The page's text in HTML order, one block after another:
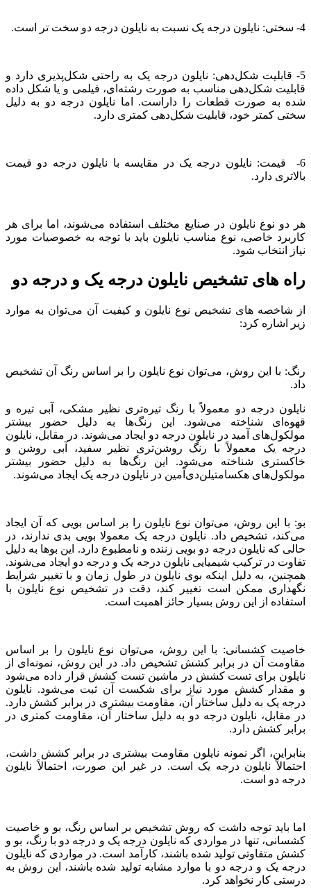
4- سختی: نایلون درجه یک نسبت به نایلون درجه دو سخت تر است.
5- قابلیت شکل‌دهی: نایلون درجه یک به راحتی شکل‌پذیری دارد و
قابلیت شکل‌دهی مناسب به صورت رشته‌ای، فیلمی و یا شکل داده
شده به صورت قطعات را داراست. اما نایلون درجه دو به دلیل
سختی کمتر خود، قابلیت شکل‌دهی کمتری دارد.
6- قیمت: نایلون درجه یک در مقایسه با نایلون درجه دو قیمت
بالاتری دارد.
هر دو نوع نایلون در صنایع مختلف استفاده می‌شوند، اما برای هر
کاربرد خاصی، نوع مناسب نایلون باید با توجه به خصوصیات مورد
نیاز انتخاب شود.
راه های تشخیص نایلون درجه یک و درجه دو
از شاخصه های تشخیص نوع نایلون و کیفیت آن می‌توان به موارد
زیر اشاره کرد:
رنگ: با این روش، می‌توان نوع نایلون را بر اساس رنگ آن تشخیص
داد.
نایلون درجه دو معمولاً با رنگ تیره‌تری نظیر مشکی، آبی تیره و
قهوه‌ای شناخته می‌شود. این رنگ‌ها به دلیل حضور بیشتر
مولکول‌های آمید در نایلون درجه دو ایجاد می‌شوند. در مقابل، نایلون
درجه یک معمولاً با رنگ روشن‌تری نظیر سفید، آبی روشن و
خاکستری شناخته می‌شود. این رنگ‌ها به دلیل حضور بیشتر
مولکول‌های هکسامتیلن‌دی‌آمین در نایلون درجه یک ایجاد می‌شوند.
بو: با این روش، می‌توان نوع نایلون را بر اساس بویی که آن ایجاد
می‌کند، تشخیص داد. نایلون درجه یک معمولا بویی بدی ندارند، در
حالی که نایلون درجه دو بویی زننده و نامطبوع دارد. این بوها به دلیل
تفاوت در ترکیب شیمیایی نایلون درجه یک و درجه دو ایجاد می‌شوند.
همچنین، به دلیل اینکه بوی نایلون در طول زمان و با تغییر شرایط
نگهداری ممکن است تغییر کند، دقت در تشخیص نوع نایلون با
استفاده از این روش بسیار حائز اهمیت است.
خاصیت کشسانی: با این روش، می‌توان نوع نایلون را بر اساس
مقاومت آن در برابر کشش تشخیص داد. در این روش، نمونه‌ای از
نایلون برای تست کشش در ماشین تست کشش قرار داده می‌شود
و مقدار کشش مورد نیاز برای شکست آن ثبت می‌شود. نایلون
درجه یک به دلیل ساختار آن، مقاومت بیشتری در برابر کشش دارد.
در مقابل، نایلون درجه دو به دلیل ساختار آن، مقاومت کمتری در
برابر کشش دارد.
بنابراین، اگر نمونه نایلون مقاومت بیشتری در برابر کشش داشت،
احتمالاً نایلون درجه یک است. در غیر این صورت، احتمالاً نایلون
درجه دو است.
اما باید توجه داشت که روش تشخیص بر اساس رنگ، بو و خاصیت
کشسانی، تنها در مواردی که نایلون درجه یک و درجه دو با رنگ‌، بو و
کشش متفاوتی تولید شده باشند، کارآمد است. در مواردی که نایلون
درجه یک و درجه دو با موارد مشابه تولید شده باشند، این روش به
درستی کار نخواهد کرد.